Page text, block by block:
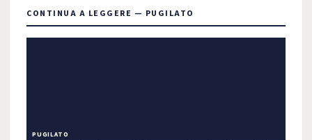
CONTINUA A LEGGERE — PUGILATO
PUGILATO